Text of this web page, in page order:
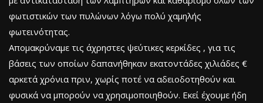
φωτιστικών των πυλώνων λόγω πολύ χαμηλής
φωτεινότητας.
Απομακρύναμε τις άχρηστες ψεύτικες κερκίδες , για τις
βάσεις των οποίων δαπανήθηκαν εκατοντάδες χιλιάδες €
αρκετά χρόνια πριν, χωρίς ποτέ να αδειοδοτηθούν και
φυσικά να μπορούν να χρησιμοποιηθούν. Εκεί έχουμε ήδη